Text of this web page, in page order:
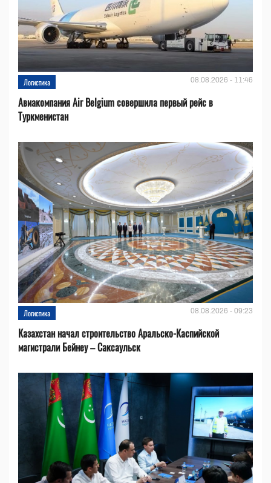
Логистика 08.08.2026 - 11:46
Авиакомпания Air Belgium совершила первый рейс в
Туркменистан
Логистика 08.08.2026 - 09:23
Казахстан начал строительство Аральско-Каспийской
магистрали Бейнеу – Саксаульск